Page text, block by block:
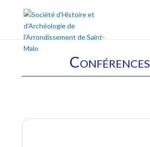
Conférences